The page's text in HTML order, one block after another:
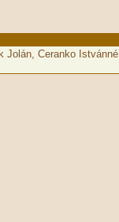
Jolán, Ceranko Istvánné